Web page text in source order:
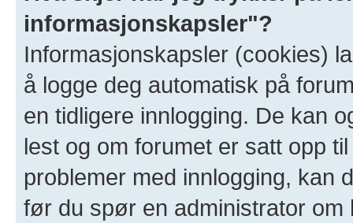
informasjonskapsler"?
Informasjonskapsler (cookies)
å logge deg automatisk på
en tidligere innlogging. De kan
lest og om forumet er satt opp
problemer med innlogging,
før du spør en administrator